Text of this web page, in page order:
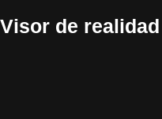
Visor de